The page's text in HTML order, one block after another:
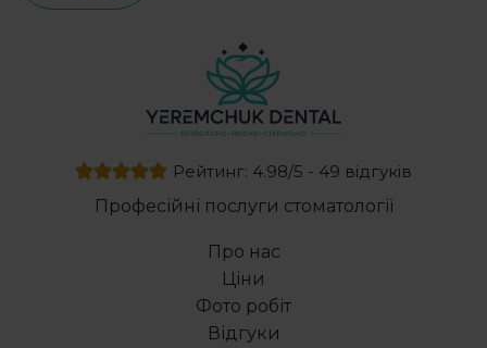
Рейтинг: 4.98/5 - 49 відгуків
Професійні послуги стоматології
Про нас
Ціни
Фото робіт
Відгуки